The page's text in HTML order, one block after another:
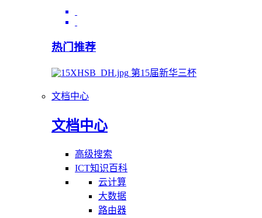
热门推荐
第15届新华三杯
文档中心
文档中心
高级搜索
ICT知识百科
云计算
大数据
路由器